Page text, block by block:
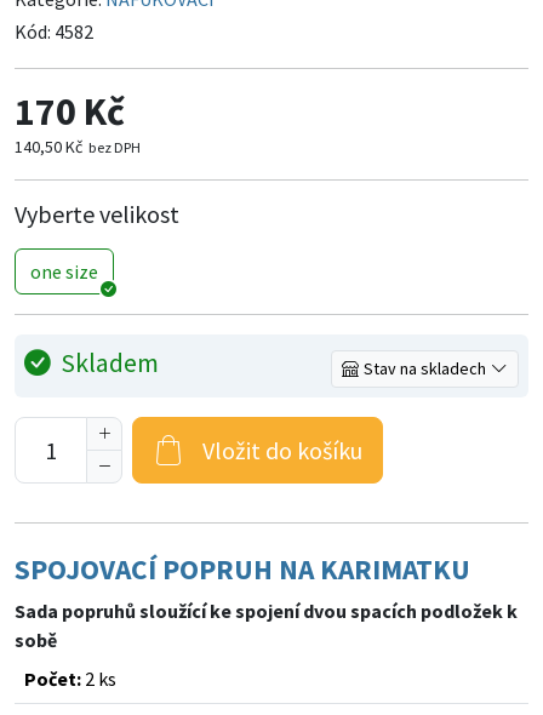
Kód: 4582
170 Kč
140,50 Kč bez DPH
Vyberte velikost
one size
Skladem Stav na skladech
Vložit do košíku
SPOJOVACÍ POPRUH NA KARIMATKU
Sada popruhů sloužící ke spojení dvou spacích podložek k
sobě
Počet: 2 ks